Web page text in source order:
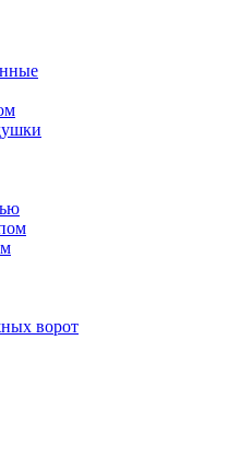
ворот